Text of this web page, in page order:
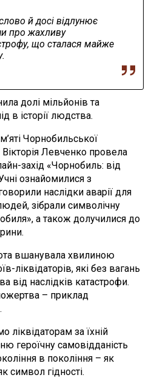
й досі відлунює
про жахливу
що сталася майже
долі мільйонів та
в історії людства.
Чорнобильської
Левченко провела
захід «Чорнобиль: від
ознайомилися з
наслідки аварії для
зібрали символічну
а також долучилися до
вшанувала хвилиною
ліквідаторів, які без вагань
від наслідків катастрофи.
– приклад
за їхній
героїчну самовідданість
в покоління – як
символ гідності.